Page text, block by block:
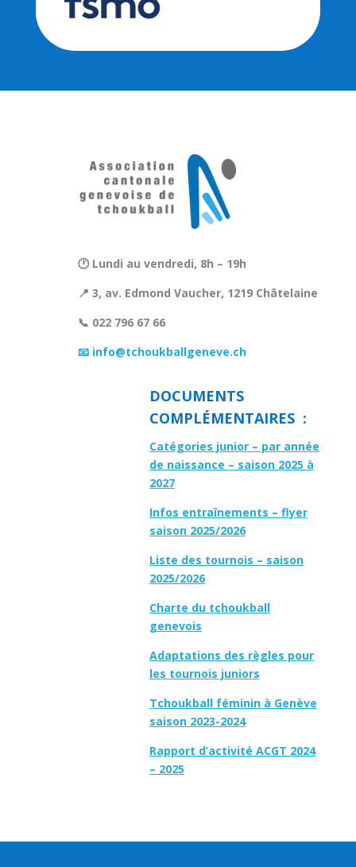
🕐 Lundi au vendredi, 8h – 19h
📍 3, av. Edmond Vaucher, 1219 Châtelaine
📞 022 796 67 66
📧 info@tchoukballgeneve.ch
DOCUMENTS
COMPLÉMENTAIRES :
Catégories junior – par année
de naissance – saison 2025 à
2027
Infos entraînements – flyer
saison 2025/2026
Liste des tournois – saison
2025/2026
Charte du tchoukball
genevois
Adaptations des règles pour
les tournois juniors
Tchoukball féminin à Genève
saison 2023-2024
Rapport d’activité ACGT 2024
– 2025